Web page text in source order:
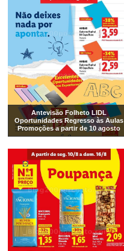
Antevisão Folheto LIDL
Oportunidades Regresso às Aulas
Promoções a partir de 10 agosto